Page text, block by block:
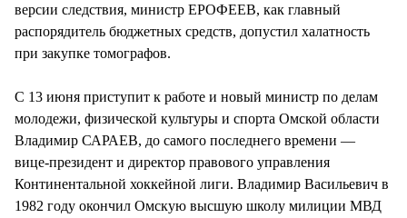
версии следствия, министр ЕРОФЕЕВ, как главный
распорядитель бюджетных средств, допустил халатность
при закупке томографов.
С 13 июня приступит к работе и новый министр по делам
молодежи, физической культуры и спорта Омской области
Владимир САРАЕВ, до самого последнего времени —
вице-президент и директор правового управления
Континентальной хоккейной лиги. Владимир Васильевич в
1982 году окончил Омскую высшую школу милиции МВД